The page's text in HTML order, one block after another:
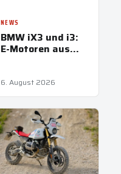
NEWS
BMW iX3 und i3:
E-Motoren aus
6. August 2026